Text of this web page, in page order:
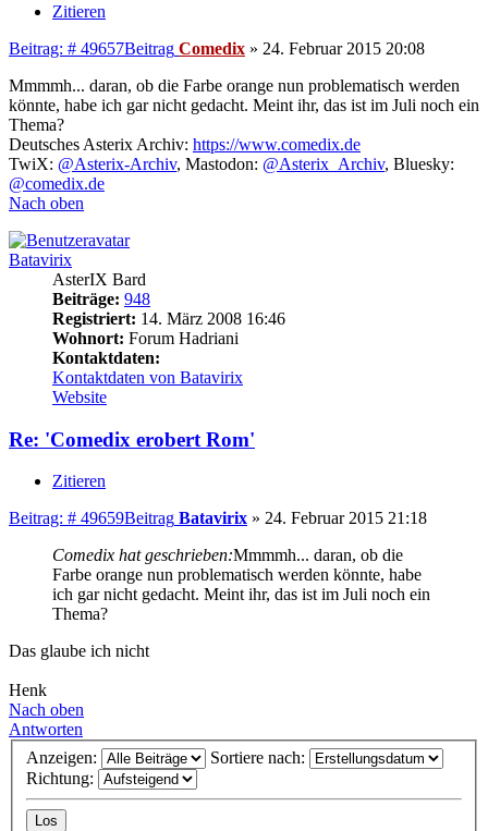
Zitieren
Beitrag: # 49657Beitrag Comedix » 24. Februar 2015 20:08
Mmmmh... daran, ob die Farbe orange nun problematisch werden
könnte, habe ich gar nicht gedacht. Meint ihr, das ist im Juli noch ein
Thema?
Deutsches Asterix Archiv: https://www.comedix.de
TwiX: @Asterix-Archiv, Mastodon: @Asterix_Archiv, Bluesky:
@comedix.de
Nach oben
Batavirix
AsterIX Bard
Beiträge: 948
Registriert: 14. März 2008 16:46
Wohnort: Forum Hadriani
Kontaktdaten:
Kontaktdaten von Batavirix
Website
Re: 'Comedix erobert Rom'
Zitieren
Beitrag: # 49659Beitrag Batavirix » 24. Februar 2015 21:18
Comedix hat geschrieben:Mmmmh... daran, ob die
Farbe orange nun problematisch werden könnte, habe
ich gar nicht gedacht. Meint ihr, das ist im Juli noch ein
Thema?
Das glaube ich nicht
Henk
Nach oben
Antworten
Anzeigen:
Sortiere nach:
Richtung: